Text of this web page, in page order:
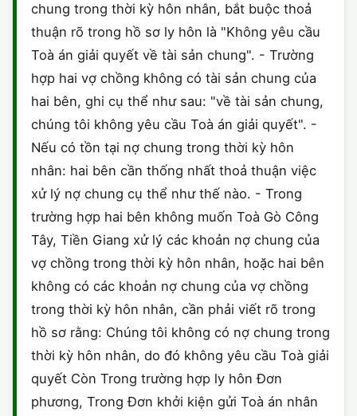
chung trong thời kỳ hôn nhân, bắt buộc thoả
thuận rõ trong hồ sơ ly hôn là "Không yêu cầu
Toà án giải quyết về tài sản chung". - Trường
hợp hai vợ chồng không có tài sản chung của
hai bên, ghi cụ thể như sau: "về tài sản chung,
chúng tôi không yêu cầu Toà án giải quyết". -
Nếu có tồn tại nợ chung trong thời kỳ hôn
nhân: hai bên cần thống nhất thoả thuận việc
xử lý nợ chung cụ thể như thế nào. - Trong
trường hợp hai bên không muốn Toà Gò Công
Tây, Tiền Giang xử lý các khoản nợ chung của
vợ chồng trong thời kỳ hôn nhân, hoặc hai bên
không có các khoản nợ chung của vợ chồng
trong thời kỳ hôn nhân, cần phải viết rõ trong
hồ sơ rằng: Chúng tôi không có nợ chung trong
thời kỳ hôn nhân, do đó không yêu cầu Toà giải
quyết Còn Trong trường hợp ly hôn Đơn
phương, Trong Đơn khởi kiện gửi Toà án nhân